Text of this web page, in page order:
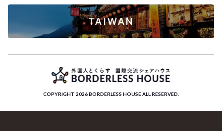
TAIWAN
COPYRIGHT 2026 BORDERLESS HOUSE ALL RESERVED.